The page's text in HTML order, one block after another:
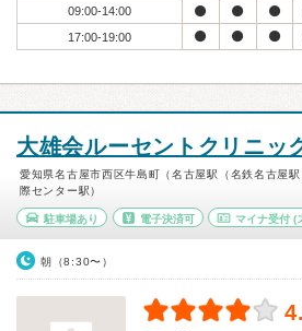
09:00-14:00
17:00-19:00
大雄会ルーセントクリニッ
愛知県名古屋市西区牛島町（名古屋駅（名鉄名古屋
際センター駅）
駐車場あり 電子決済可 マイナ受付 (
朝（8:30〜）